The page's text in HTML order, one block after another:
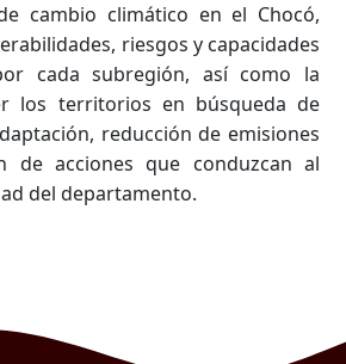
cambio climático en el Chocó,
riesgos y capacidades
cada subregión, así como la
los territorios en búsqueda de
reducción de emisiones
de acciones que conduzcan al
del departamento.